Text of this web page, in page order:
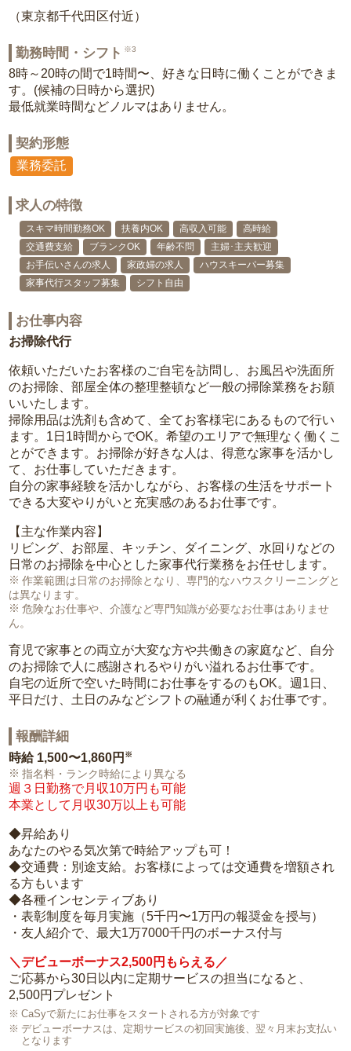
（東京都千代田区付近）
勤務時間・シフト ※3
8時～20時の間で1時間〜、好きな日時に働くことができま
す。(候補の日時から選択)
最低就業時間などノルマはありません。
契約形態
業務委託
求人の特徴
スキマ時間勤務OK 扶養内OK 高収入可能
高時給
交通費支給
ブランクOK 年齢不問
主婦･主夫歓迎
お手伝いさんの求人
家政婦の求人
ハウスキーパー募集
家事代行スタッフ募集
シフト自由
お仕事内容
お掃除代行
依頼いただいたお客様のご自宅を訪問し、お風呂や洗面所
のお掃除、部屋全体の整理整頓など一般の掃除業務をお願
いいたします。
掃除用品は洗剤も含めて、全てお客様宅にあるもので行い
ます。1日1時間からでOK。希望のエリアで無理なく働くこ
とができます。お掃除が好きな人は、得意な家事を活かし
て、お仕事していただきます。
自分の家事経験を活かしながら、お客様の生活をサポート
できる大変やりがいと充実感のあるお仕事です。
【主な作業内容】
リビング、お部屋、キッチン、ダイニング、水回りなどの
日常のお掃除を中心とした家事代行業務をお任せします。
作業範囲は日常のお掃除となり、専門的なハウスクリーニングと
は異なります。
危険なお仕事や、介護など専門知識が必要なお仕事はありませ
ん。
育児で家事との両立が大変な方や共働きの家庭など、自分
のお掃除で人に感謝されるやりがい溢れるお仕事です。
自宅の近所で空いた時間にお仕事をするのもOK。週1日、
平日だけ、土日のみなどシフトの融通が利くお仕事です。
報酬詳細
時給 1,500〜1,860円 ※
指名料・ランク時給により異なる
週３日勤務で月収10万円も可能
本業として月収30万以上も可能
◆昇給あり
あなたのやる気次第で時給アップも可！
◆交通費：別途支給。お客様によっては交通費を増額され
る方もいます
◆各種インセンティブあり
・表彰制度を毎月実施（5千円〜1万円の報奨金を授与）
・友人紹介で、最大1万7000千円のボーナス付与
＼デビューボーナス2,500円もらえる／
ご応募から30日以内に定期サービスの担当になると、
2,500円プレゼント
CaSyで新たにお仕事をスタートされる方が対象です
デビューボーナスは、定期サービスの初回実施後、翌々月末お支払い
となります